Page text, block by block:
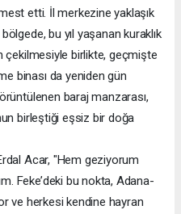
etti. İl merkezine yaklaşık
bu yıl yaşanan kuraklık
çekilmesiyle birlikte, geçmişte
binası da yeniden gün
baraj manzarası,
birleştiği eşsiz bir doğa
Acar, "Hem geziyorum
Feke’deki bu nokta, Adana-
ve herkesi kendine hayran